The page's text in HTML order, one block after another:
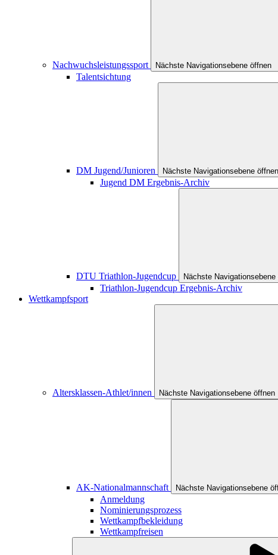
Nachwuchsleistungssport Nächste Navigationsebene öffnen
Talentsichtung
DM Jugend/Junioren Nächste Navigationsebene öffnen
Jugend DM Ergebnis-Archiv
DTU Triathlon-Jugendcup Nächste Navigationsebene
Triathlon-Jugendcup Ergebnis-Archiv
Wettkampfsport
Altersklassen-Athlet/innen Nächste Navigationsebene öffnen
AK-Nationalmannschaft Nächste Navigationsebene
Anmeldung
Nominierungsprozess
Wettkampfbekleidung
Wettkampfreisen